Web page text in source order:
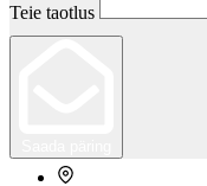
Teie taotlus